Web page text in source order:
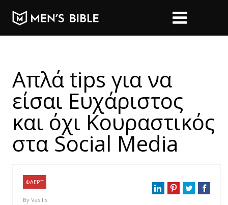
Απλά tips για να
είσαι Ευχάριστος
και όχι Κουραστικός
στα Social Media
ΦΛΕΡΤ
By Vasilis